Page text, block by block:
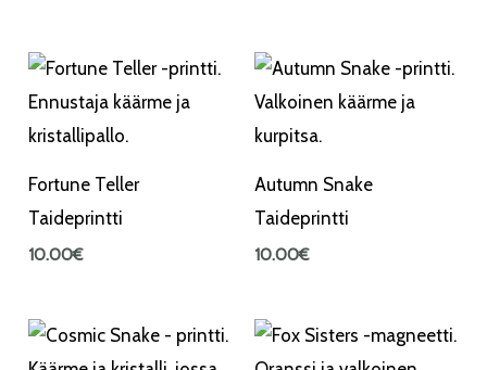
Fortune Teller
Taideprintti
10.00€
Autumn Snake
Taideprintti
10.00€